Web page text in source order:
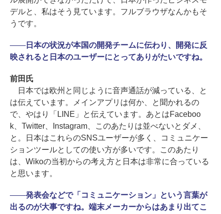
デルと、私はそう見ています。フルブラウザなんかもそ
うです。
――日本の状況が本国の開発チームに伝わり、開発に反
映されると日本のユーザーにとってありがたいですね。
前田氏
日本では欧州と同じように音声通話が減っている、と
は伝えています。メインアプリは何か、と聞かれるの
で、やはり「LINE」と伝えています。あとはFaceboo
k、Twitter、Instagram、このあたりは並べないとダメ、
と。日本はこれらのSNSユーザーが多く、コミュニケー
ションツールとしての使い方が多いです。このあたり
は、Wikoの当初からの考え方と日本は非常に合っている
と思います。
――発表会などで「コミュニケーション」という言葉が
出るのが大事ですね。端末メーカーからはあまり出てこ